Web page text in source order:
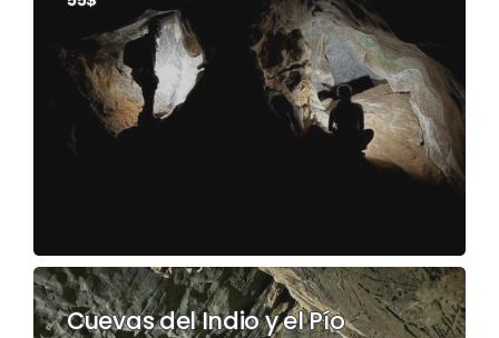
Cuevas del Indio y el Pío